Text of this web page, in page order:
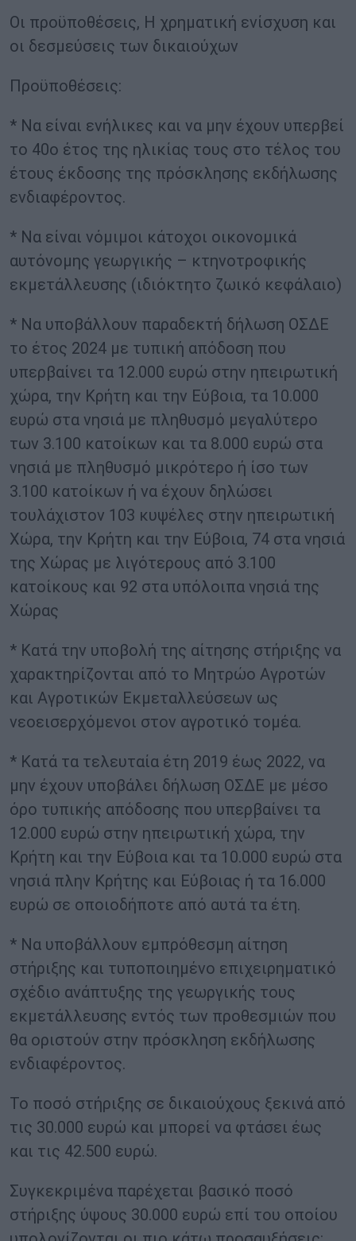
Οι προϋποθέσεις, Η χρηματική ενίσχυση και
οι δεσμεύσεις των δικαιούχων
Προϋποθέσεις:
* Να είναι ενήλικες και να μην έχουν υπερβεί
το 40ο έτος της ηλικίας τους στο τέλος του
έτους έκδοσης της πρόσκλησης εκδήλωσης
ενδιαφέροντος.
* Να είναι νόμιμοι κάτοχοι οικονομικά
αυτόνομης γεωργικής – κτηνοτροφικής
εκμετάλλευσης (ιδιόκτητο ζωικό κεφάλαιο)
* Να υποβάλλουν παραδεκτή δήλωση ΟΣΔΕ
το έτος 2024 με τυπική απόδοση που
υπερβαίνει τα 12.000 ευρώ στην ηπειρωτική
χώρα, την Κρήτη και την Εύβοια, τα 10.000
ευρώ στα νησιά με πληθυσμό μεγαλύτερο
των 3.100 κατοίκων και τα 8.000 ευρώ στα
νησιά με πληθυσμό μικρότερο ή ίσο των
3.100 κατοίκων ή να έχουν δηλώσει
τουλάχιστον 103 κυψέλες στην ηπειρωτική
Χώρα, την Κρήτη και την Εύβοια, 74 στα νησιά
της Χώρας με λιγότερους από 3.100
κατοίκους και 92 στα υπόλοιπα νησιά της
Χώρας
* Κατά την υποβολή της αίτησης στήριξης να
χαρακτηρίζονται από το Μητρώο Αγροτών
και Αγροτικών Εκμεταλλεύσεων ως
νεοεισερχόμενοι στον αγροτικό τομέα.
* Κατά τα τελευταία έτη 2019 έως 2022, να
μην έχουν υποβάλει δήλωση ΟΣΔΕ με μέσο
όρο τυπικής απόδοσης που υπερβαίνει τα
12.000 ευρώ στην ηπειρωτική χώρα, την
Κρήτη και την Εύβοια και τα 10.000 ευρώ στα
νησιά πλην Κρήτης και Εύβοιας ή τα 16.000
ευρώ σε οποιοδήποτε από αυτά τα έτη.
* Να υποβάλλουν εμπρόθεσμη αίτηση
στήριξης και τυποποιημένο επιχειρηματικό
σχέδιο ανάπτυξης της γεωργικής τους
εκμετάλλευσης εντός των προθεσμιών που
θα οριστούν στην πρόσκληση εκδήλωσης
ενδιαφέροντος.
Το ποσό στήριξης σε δικαιούχους ξεκινά από
τις 30.000 ευρώ και μπορεί να φτάσει έως
και τις 42.500 ευρώ.
Συγκεκριμένα παρέχεται βασικό ποσό
στήριξης ύψους 30.000 ευρώ επί του οποίου